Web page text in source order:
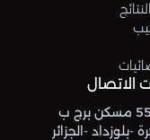
الاتصال
حي 554 مسكن برج ب
-بلوزداد -الجزائر